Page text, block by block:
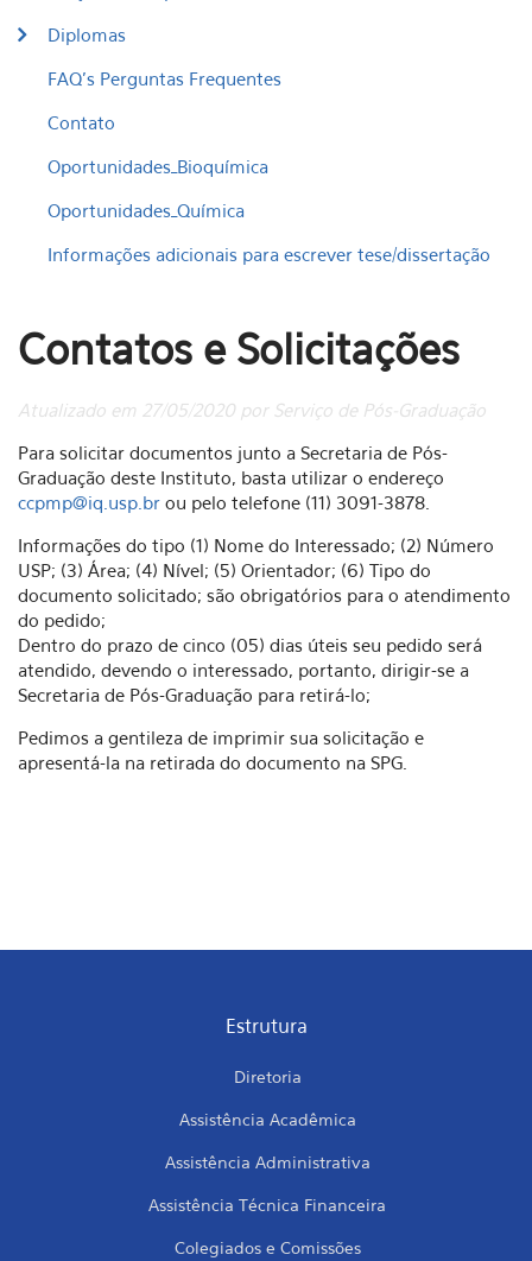
Diplomas
FAQ's Perguntas Frequentes
Contato
Oportunidades_Bioquímica
Oportunidades_Química
Informações adicionais para escrever tese/dissertação
Contatos e Solicitações
Atualizado em 27/05/2020 por Serviço de Pós-Graduação
Para solicitar documentos junto a Secretaria de Pós-
Graduação deste Instituto, basta utilizar o endereço
ccpmp@iq.usp.br ou pelo telefone (11) 3091-3878.
Informações do tipo (1) Nome do Interessado; (2) Número
USP; (3) Área; (4) Nível; (5) Orientador; (6) Tipo do
documento solicitado; são obrigatórios para o atendimento
do pedido;
Dentro do prazo de cinco (05) dias úteis seu pedido será
atendido, devendo o interessado, portanto, dirigir-se a
Secretaria de Pós-Graduação para retirá-lo;
Pedimos a gentileza de imprimir sua solicitação e
apresentá-la na retirada do documento na SPG.
Estrutura
Diretoria
Assistência Acadêmica
Assistência Administrativa
Assistência Técnica Financeira
Colegiados e Comissões